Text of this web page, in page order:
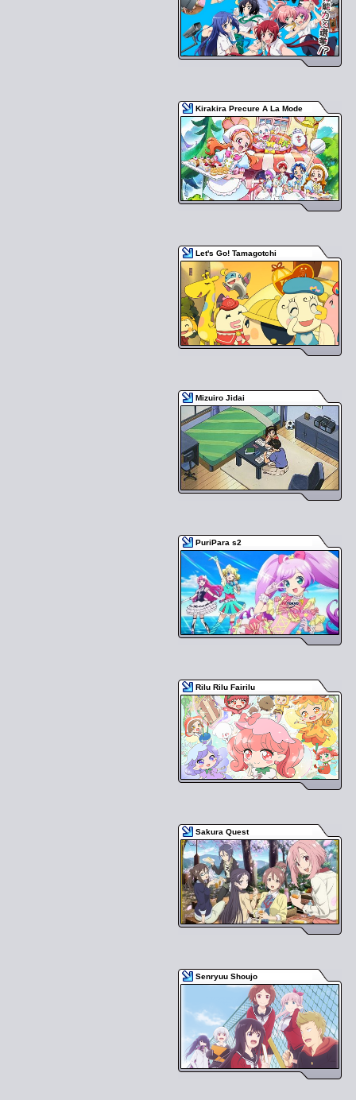
Kirakira Precure A La Mode
Let's Go! Tamagotchi
Mizuiro Jidai
PuriPara s2
Rilu Rilu Fairilu
Sakura Quest
Senryuu Shoujo